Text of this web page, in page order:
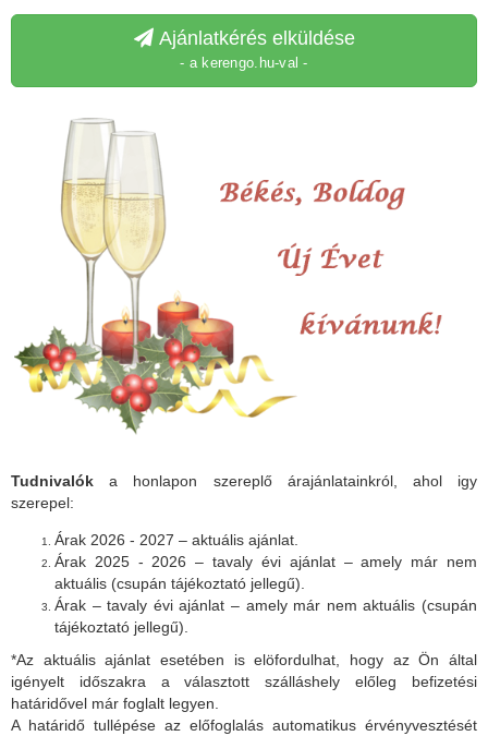
Ajánlatkérés elküldése
- a kerengo.hu-val -
Tudnivalók a honlapon szereplő árajánlatainkról, ahol igy
szerepel:
Árak 2026 - 2027 – aktuális ajánlat.
Árak 2025 - 2026 – tavaly évi ajánlat – amely már nem
aktuális (csupán tájékoztató jellegű).
Árak – tavaly évi ajánlat – amely már nem aktuális (csupán
tájékoztató jellegű).
*Az aktuális ajánlat esetében is elöfordulhat, hogy az Ön által
igényelt időszakra a választott szálláshely előleg befizetési
határidővel már foglalt legyen.
A határidő tullépése az előfoglalás automatikus érvényvesztését